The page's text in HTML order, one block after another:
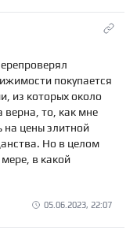
покупается
из которых около
верна, то, как мне
на цены элитной
Но в целом
в какой
05.06.2023, 22:07